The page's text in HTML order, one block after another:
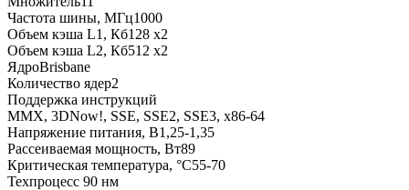
Частота шины, МГц1000
Объем кэша L1, Кб128 x2
Объем кэша L2, Кб512 x2
ЯдроBrisbane
Количество ядер2
Поддержка инструкций
MMX, 3DNow!, SSE, SSE2, SSE3, x86-64
Напряжение питания, В1,25-1,35
Рассеиваемая мощность, Вт89
Критическая температура, °C55-70
Техпроцесс 90 нм